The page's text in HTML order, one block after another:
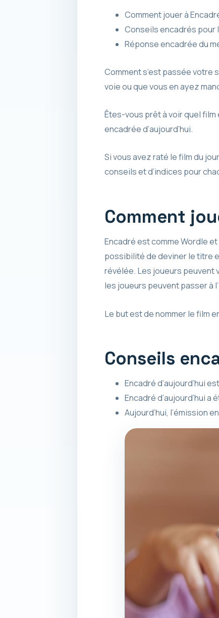
Comment jouer à
Conseils encadrés pour
Réponse encadrée du
Comment s’est passée votre
voie ou que vous en ayez
Êtes-vous prêt à voir quel film
encadrée d’aujourd’hui.
Si vous avez raté le film du
conseils et d’indices pour
Comment
Encadré est comme Wordle
possibilité de deviner le titre
révélée. Les joueurs peuvent
les joueurs peuvent passer à
Le but est de nommer le film
Conseils
Encadré d’aujourd’hui
Encadré d’aujourd’hui
Aujourd’hui, l’émission